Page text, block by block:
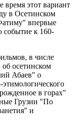
этот вариант
в Осетинском
впервые
событие к 160-
в числе
осетинском
Абаев" о
в горах"
Грузии "По
и